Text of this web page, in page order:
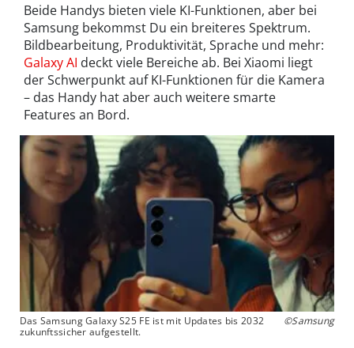
Beide Handys bieten viele KI-Funktionen, aber bei
Samsung bekommst Du ein breiteres Spektrum.
Bildbearbeitung, Produktivität, Sprache und mehr:
Galaxy AI deckt viele Bereiche ab. Bei Xiaomi liegt
der Schwerpunkt auf KI-Funktionen für die Kamera
– das Handy hat aber auch weitere smarte
Features an Bord.
Das Samsung Galaxy S25 FE ist mit Updates bis 2032
zukunftssicher aufgestellt.
©Samsung